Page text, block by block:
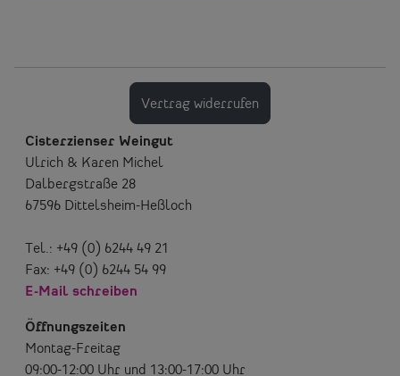
Vertrag widerrufen
Cisterzienser Weingut
Ulrich & Karen Michel
Dalbergstraße 28
67596 Dittelsheim-Heßloch
Tel.: +49 (0) 6244 49 21
Fax: +49 (0) 6244 54 99
E-Mail schreiben
Öffnungszeiten
Montag-Freitag
09:00-12:00 Uhr und 13:00-17:00 Uhr